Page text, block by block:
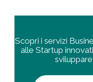
Scopri i servizi
alle Startup